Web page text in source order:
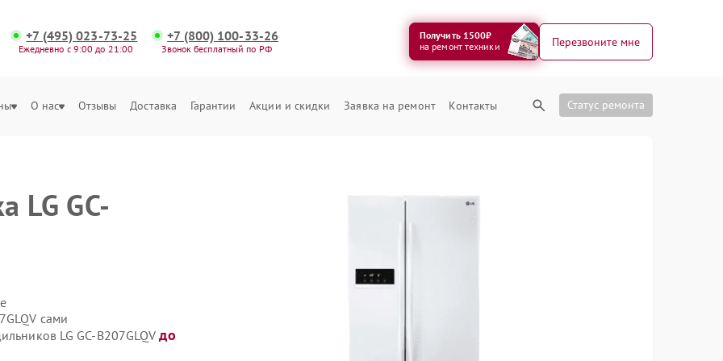
+7 (495) 023-73-25
Ежедневно с 9:00 до 21:00
+7 (800) 100-33-26
Звонок бесплатный по РФ
Получить 1500₽
на ремонт техники
Перезвоните мне
О нас Отзывы Доставка Гарантии Акции и скидки Заявка на ремонт Контакты Статус ремонта
LG GC-
сами
LG GC-B207GLQVдо